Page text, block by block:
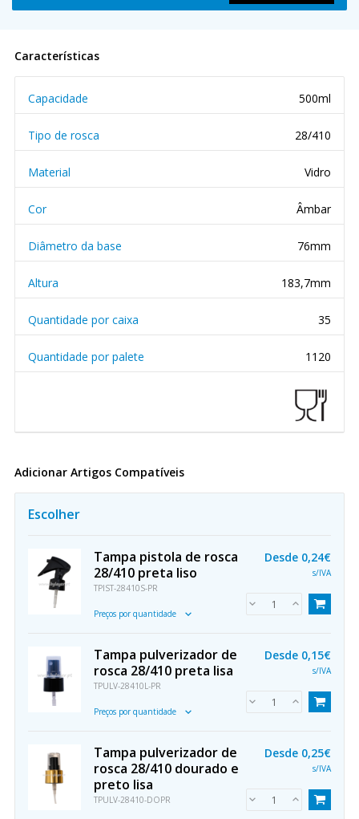
Características
Capacidade 500ml
Tipo de rosca 28/410
Material Vidro
Cor Âmbar
Diâmetro da base 76mm
Altura 183,7mm
Quantidade por caixa 35
Quantidade por palete 1120
Adicionar Artigos Compatíveis
Escolher
Tampa pistola de rosca
28/410 preta liso
TPIST-28410S-PR
Preços por quantidade
Desde 0,24€
s/IVA
Tampa pulverizador de
rosca 28/410 preta lisa
TPULV-28410L-PR
Preços por quantidade
Desde 0,15€
s/IVA
Tampa pulverizador de
rosca 28/410 dourado e
preto lisa
TPULV-28410-DOPR
Desde 0,25€
s/IVA